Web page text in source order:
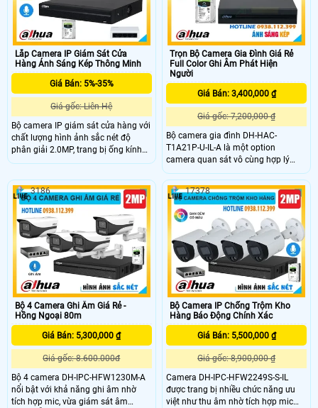
thẻ nhớ tới 512GB, kết nối Wi-Fi 6
mạnh mẽ, phù hợp lắp đặt gia đình
ban đêm hiệu quả
Lắp Camera IP Giám Sát Cửa
Hàng Ánh Sáng Kép Thông Minh
Giá Bán: 5%-35%
Giá gốc: Liên Hệ
Bộ camera IP giám sát cửa hàng với
chất lượng hình ảnh sắc nét độ
phân giải 2.0MP, trang bị ống kính
cố định 2. 8mm với góc nhìn rộng
kép thông minh, giúp giám sát mọi
hoạt động trong cửa hàng cả ban
ngày lẫn ban đêm một cách rõ nét.
Trọn Bộ Camera Gia Đình Giá Rẻ
Full Color Ghi Âm Phát Hiện
Người
Giá Bán: 3,400,000 ₫
Giá gốc: 7,200,000 ₫
Bộ camera gia đình DH-HAC-
T1A21P-U-IL-A là một option
camera quan sát vô cùng hợp lý
dành cho bạn với công nghệ ánh
sáng kép thông minh, mang lại hình
ảnh sắc nét cả ngày lẫn đêm.
Camera hỗ trợ 4 chế độ kết nối
CVI/TVI/AHD/Analog, trang bị ống
kính cố định 2. 8mm, góc quan sát
rộng 100 độ bao quát tốt các không
gian giám sát
Bộ 4 Camera Ghi Âm Giá Rẻ -
Hồng Ngoại 80m
Giá Bán: 5,300,000 ₫
Giá gốc: 8.600.000đ
Bộ 4 camera DH-IPC-HFW1230M-A
nổi bật với khả năng ghi âm nhờ
tích hợp mic, vừa giám sát âm
3186
Bộ Camera IP Chống Trộm Kho
Hàng Báo Động Chính Xác
Giá Bán: 5,500,000 ₫
Giá gốc: 8,900,000 ₫
Camera DH-IPC-HFW2249S-S-IL
được trang bị nhiều chức năng ưu
việt như thu âm nhờ tích hợp mic
17378